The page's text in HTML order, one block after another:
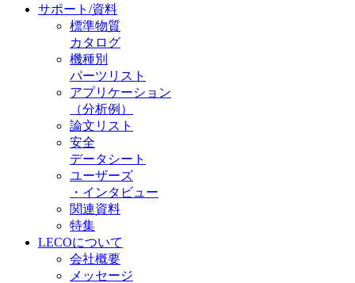
サポート/資料
標準物質
カタログ
機種別
パーツリスト
アプリケーション
（分析例）
論文リスト
安全
データシート
ユーザーズ
・インタビュー
関連資料
特集
LECOについて
会社概要
メッセージ